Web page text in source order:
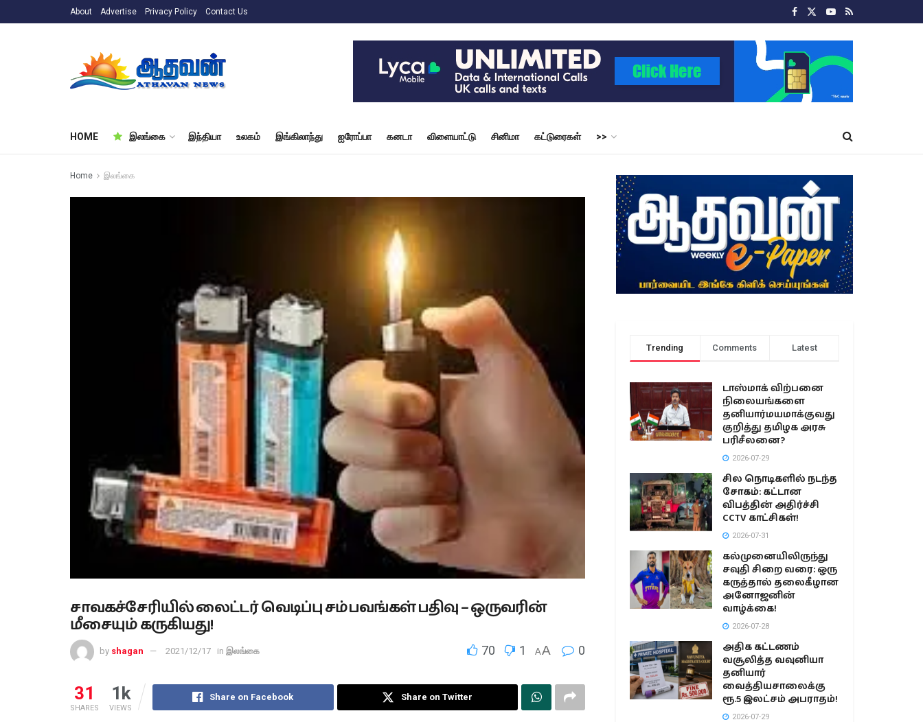
About Advertise Privacy Policy Contact Us
HOME இலங்கை இந்தியா உலகம் இங்கிலாந்து ஐரோப்பா கனடா விளையாட்டு சினிமா கட்டுரைகள் >>
Home இலங்கை
சாவகச்சேரியில் லைட்டர் வெடிப்பு சம்பவங்கள் பதிவு – ஒருவரின்
மீசையும் கருகியது!
by shagan 2021/12/17 in இலங்கை 70 1 AA 0
31
SHARES
1k
VIEWS
Share on Facebook Share on Twitter
Trending Comments Latest
டாஸ்மாக் விற்பனை
நிலையங்களை
தனியார்மயமாக்குவது
குறித்து தமிழக அரசு
பரிசீலனை?
2026-07-29
சில நொடிகளில் நடந்த
சோகம்: கட்டான
விபத்தின் அதிர்ச்சி
CCTV காட்சிகள்!
2026-07-31
கல்முனையிலிருந்து
சவுதி சிறை வரை: ஒரு
கருத்தால் தலைகீழான
அனோஜனின்
வாழ்க்கை!
2026-07-28
அதிக கட்டணம்
வசூலித்த வவுனியா
தனியார்
வைத்தியசாலைக்கு
ரூ.5 இலட்சம் அபராதம்!
2026-07-29